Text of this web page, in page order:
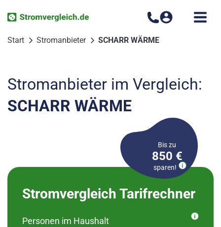
Inhalt
Start
Stromanbieter SCHARR WÄRME
Stromanbieter im Vergleich:
SCHARR WÄRME
Stromvergleich Tarifrechner
Bis zu
850 €
sparen!
Personen im Haushalt
Bitte wählen Sie Ihren
Ortsteil aus